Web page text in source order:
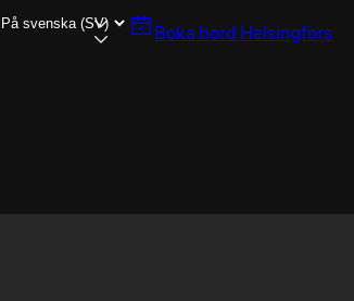
Boka bord Helsingfors